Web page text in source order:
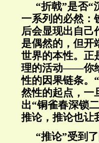
“折戟”是否“
一系列的必然：
后会显现出自己
是偶然的，但开
世界的本性。正
理的活动——你
性的因果链条。
然性的起点，一
出“铜雀春深锁
推论，推论也让
“推论”受到